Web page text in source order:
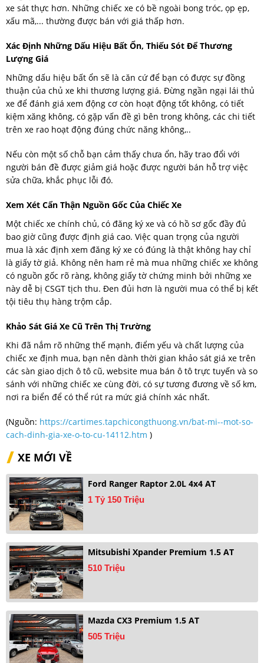
xe sát thực hơn. Những chiếc xe có bề ngoài bong tróc, ọp ẹp,
xấu mã,... thường được bán với giá thấp hơn.
Xác Định Những Dấu Hiệu Bất Ổn, Thiếu Sót Để Thương
Lượng Giá
Những dấu hiệu bất ổn sẽ là căn cứ để bạn có được sự đồng
thuận của chủ xe khi thương lượng giá. Đừng ngần ngại lái thủ
xe để đánh giá xem động cơ còn hoạt động tốt không, có tiết
kiệm xăng không, có gặp vấn đề gì bên trong không, các chi tiết
trên xe rao hoạt động đúng chức năng không,..
Nếu còn một số chỗ bạn cảm thấy chưa ổn, hãy trao đổi với
người bán đề được giảm giá hoặc được người bán hỗ trợ việc
sửa chữa, khắc phục lỗi đó.
Xem Xét Cẩn Thận Nguồn Gốc Của Chiếc Xe
Một chiếc xe chính chủ, có đăng ký xe và có hồ sơ gốc đầy đủ
bao giờ cũng được định giá cao. Việc quan trọng của người
mua là xác định xem đăng ký xe có đúng là thật không hay chỉ
là giấy tờ giả. Không nên ham rẻ mà mua những chiếc xe không
có nguồn gốc rõ ràng, không giấy tờ chứng minh bởi những xe
này dễ bị CSGT tịch thu. Đen đủi hơn là người mua có thể bị kết
tội tiêu thụ hàng trộm cắp.
Khảo Sát Giá Xe Cũ Trên Thị Trường
Khi đã nắm rõ những thế mạnh, điểm yếu và chất lượng của
chiếc xe định mua, bạn nên dành thời gian khảo sát giá xe trên
các sàn giao dịch ô tô cũ, website mua bán ô tô trực tuyến và so
sánh với những chiếc xe cùng đời, có sự tương đương về số km,
nơi ra biển để có thể rút ra mức giá chính xác nhất.
(Nguồn: https://cartimes.tapchicongthuong.vn/bat-mi--mot-so-
cach-dinh-gia-xe-o-to-cu-14112.htm )
XE MỚI VỀ
Ford Ranger Raptor 2.0L 4x4 AT
1 Tỷ 150 Triệu
Mitsubishi Xpander Premium 1.5 AT
510 Triệu
Mazda CX3 Premium 1.5 AT
505 Triệu